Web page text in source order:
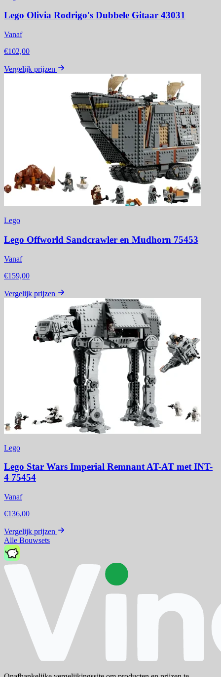
Lego Olivia Rodrigo's Dubbele Gitaar 43031
Vanaf
€102,00
Vergelijk prijzen
Lego
Lego Offworld Sandcrawler en Mudhorn 75453
Vanaf
€159,00
Vergelijk prijzen
Lego
Lego Star Wars Imperial Remnant AT-AT met INT-
4 75454
Vanaf
€136,00
Vergelijk prijzen
Alle Bouwsets